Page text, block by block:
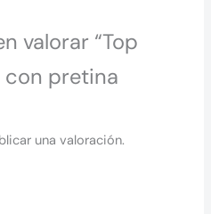
valorar “Top
pretina
una valoración.